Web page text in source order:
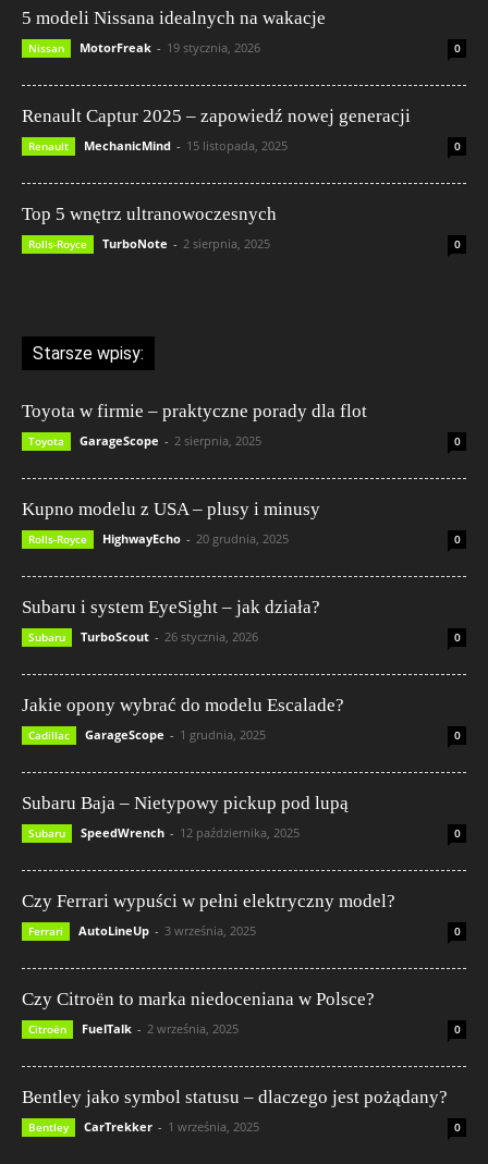
5 modeli Nissana idealnych na wakacje
Nissan MotorFreak - 19 stycznia, 2026 0
Renault Captur 2025 – zapowiedź nowej generacji
Renault MechanicMind - 15 listopada, 2025 0
Top 5 wnętrz ultranowoczesnych
Rolls-Royce TurboNote - 2 sierpnia, 2025 0
Starsze wpisy:
Toyota w firmie – praktyczne porady dla flot
Toyota GarageScope - 2 sierpnia, 2025 0
Kupno modelu z USA – plusy i minusy
Rolls-Royce HighwayEcho - 20 grudnia, 2025 0
Subaru i system EyeSight – jak działa?
Subaru TurboScout - 26 stycznia, 2026 0
Jakie opony wybrać do modelu Escalade?
Cadillac GarageScope - 1 grudnia, 2025 0
Subaru Baja – Nietypowy pickup pod lupą
Subaru SpeedWrench - 12 października, 2025 0
Czy Ferrari wypuści w pełni elektryczny model?
Ferrari AutoLineUp - 3 września, 2025 0
Czy Citroën to marka niedoceniana w Polsce?
Citroën FuelTalk - 2 września, 2025 0
Bentley jako symbol statusu – dlaczego jest pożądany?
Bentley CarTrekker - 1 września, 2025 0